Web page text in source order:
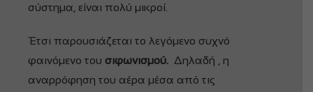
σύστημα, είναι πολύ μικροί.
Έτσι παρουσιάζεται το λεγόμενο συχνό
φαινόμενο του σιφωνισμού. Δηλαδή , η
αναρρόφηση του αέρα μέσα από τις